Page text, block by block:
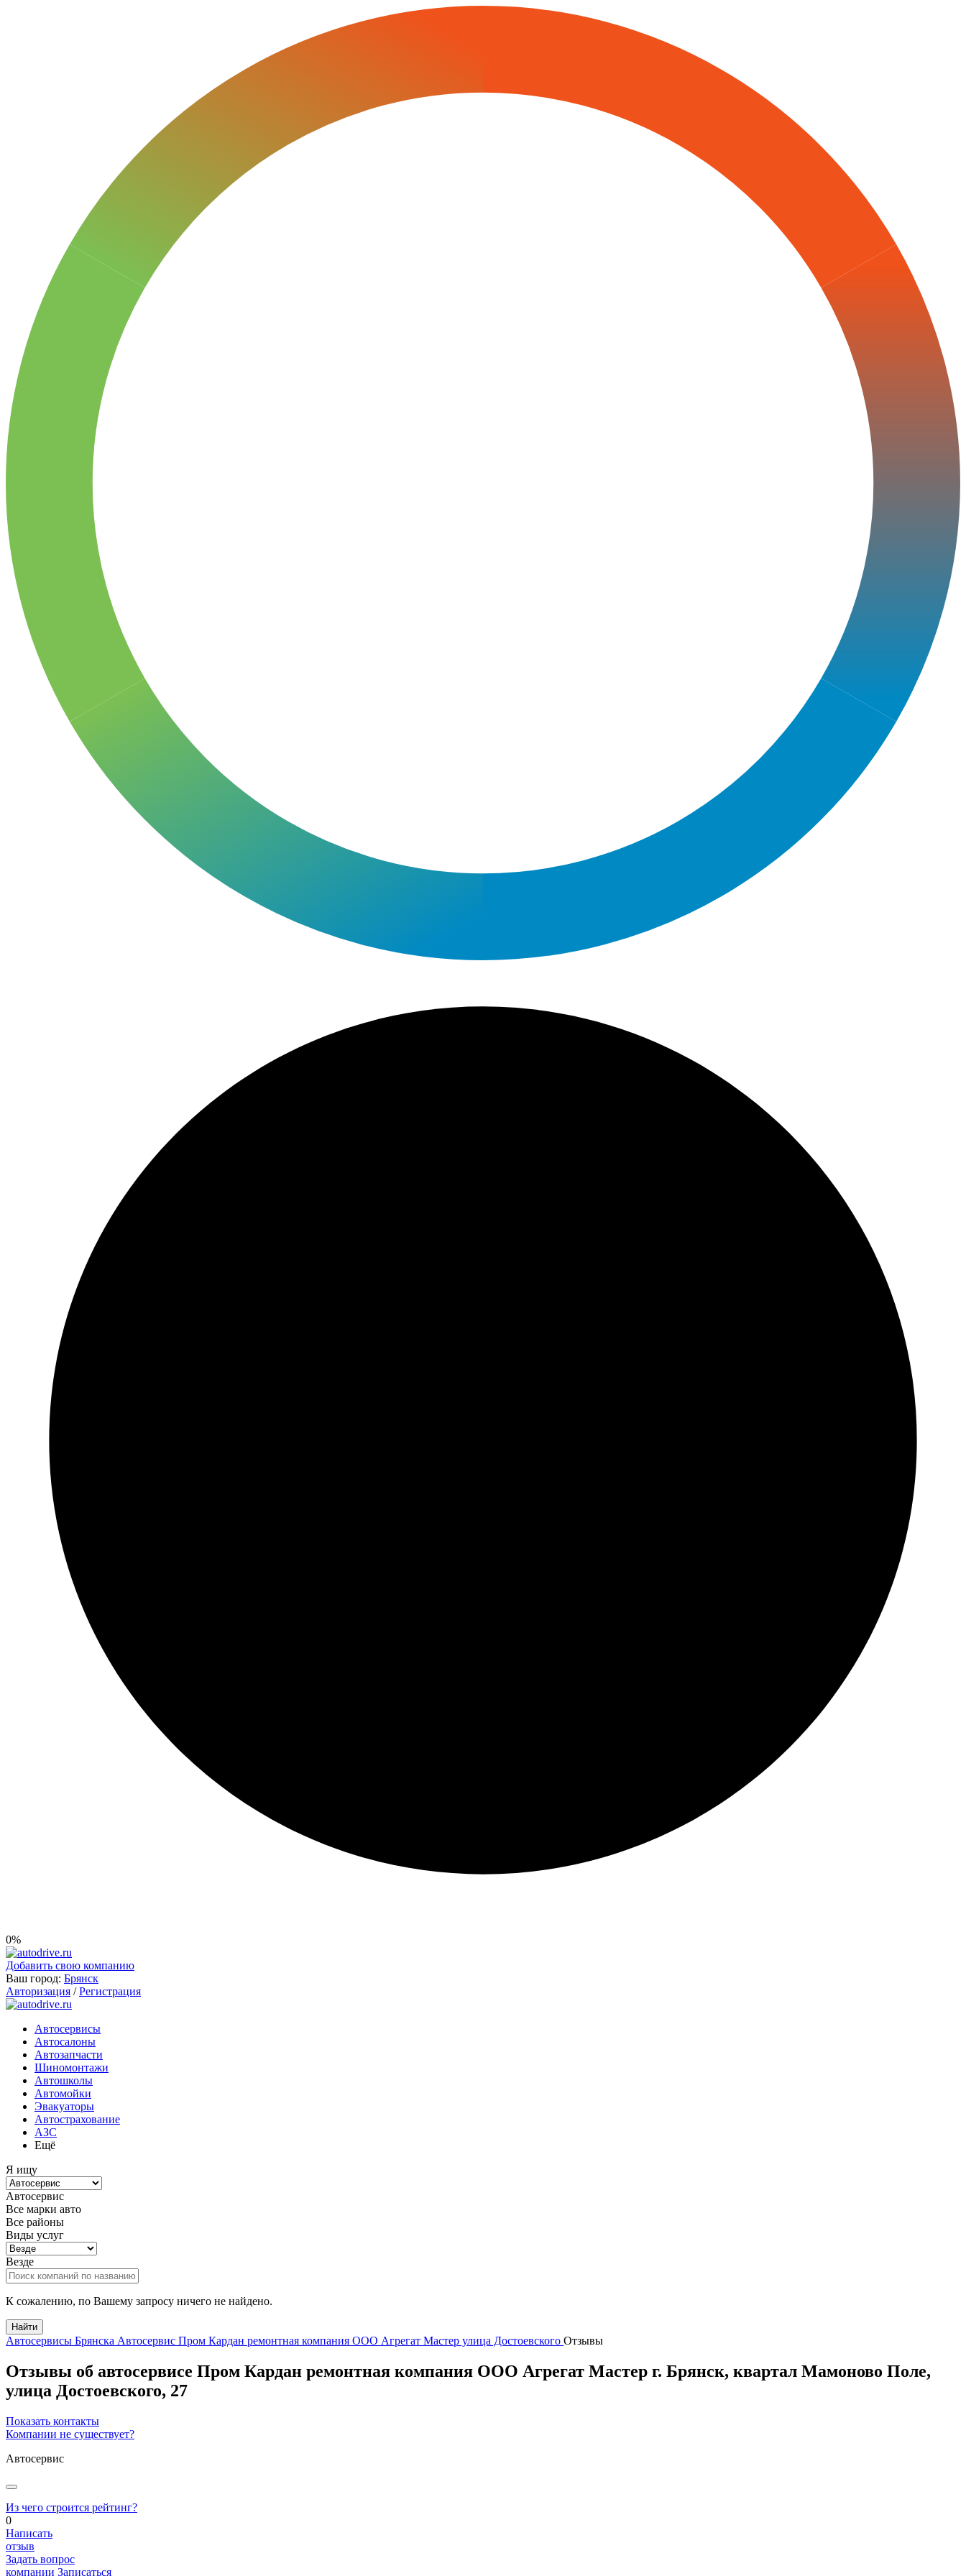
0%
Добавить свою компанию
Ваш город: Брянск
Авторизация / Регистрация
Автосервисы
Автосалоны
Автозапчасти
Шиномонтажи
Автошколы
Автомойки
Эвакуаторы
Автострахование
АЗС
Ещё
Я ищу
Автосервис
Все марки авто
Все районы
Виды услуг
Везде
К сожалению, по Вашему запросу ничего не найдено.
Найти
Автосервисы Брянска Автосервис Пром Кардан ремонтная компания ООО Агрегат Мастер улица Достоевского Отзывы
Отзывы об автосервисе Пром Кардан ремонтная компания ООО Агрегат Мастер г. Брянск, квартал Мамоново Поле,
улица Достоевского, 27
Показать контакты
Компании не существует?
Автосервис
Из чего строится рейтинг?
0
Написать
отзыв
Задать вопрос
компании Записаться